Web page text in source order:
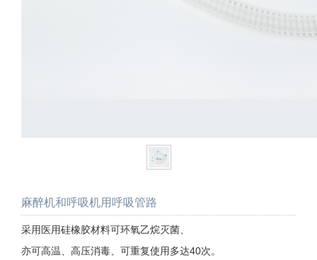
麻醉机和呼吸机用呼吸管路
采用医用硅橡胶材料可环氧乙烷灭菌、
亦可高温、高压消毒、可重复使用多达40次。